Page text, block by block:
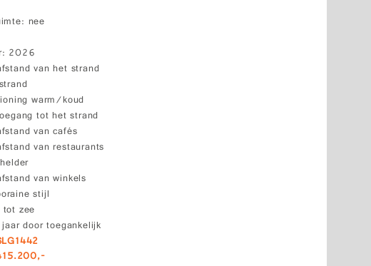
nee
2026
van het strand
warm/koud
tot het strand
van cafés
van restaurants
van winkels
stijl
tot zee
door toegankelijk